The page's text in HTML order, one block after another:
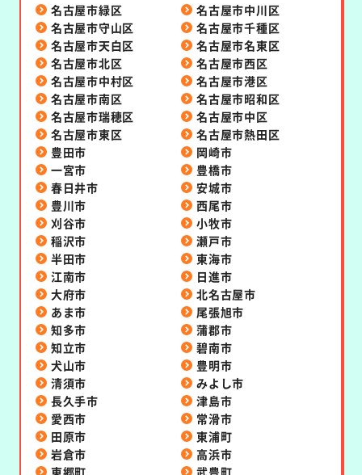
名古屋市緑区
名古屋市中川区
名古屋市守山区
名古屋市千種区
名古屋市天白区
名古屋市名東区
名古屋市北区
名古屋市西区
名古屋市中村区
名古屋市港区
名古屋市南区
名古屋市昭和区
名古屋市瑞穂区
名古屋市中区
名古屋市東区
名古屋市熱田区
豊田市
岡崎市
一宮市
豊橋市
春日井市
安城市
豊川市
西尾市
刈谷市
小牧市
稲沢市
瀬戸市
半田市
東海市
江南市
日進市
大府市
北名古屋市
あま市
尾張旭市
知多市
蒲郡市
知立市
碧南市
犬山市
豊明市
清須市
みよし市
長久手市
津島市
愛西市
常滑市
田原市
東浦町
岩倉市
高浜市
東郷町
武豊町